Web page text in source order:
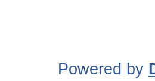
Powered by